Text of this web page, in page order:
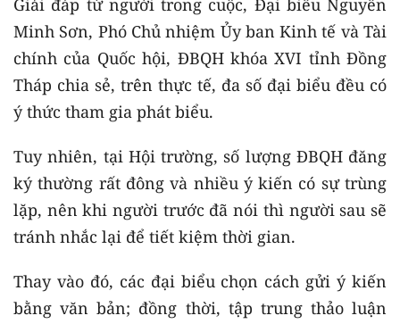
Giải đáp từ người trong cuộc, Đại biểu Nguyễn
Minh Sơn, Phó Chủ nhiệm Ủy ban Kinh tế và Tài
chính của Quốc hội, ĐBQH khóa XVI tỉnh Đồng
Tháp chia sẻ, trên thực tế, đa số đại biểu đều có
ý thức tham gia phát biểu.
Tuy nhiên, tại Hội trường, số lượng ĐBQH đăng
ký thường rất đông và nhiều ý kiến có sự trùng
lặp, nên khi người trước đã nói thì người sau sẽ
tránh nhắc lại để tiết kiệm thời gian.
Thay vào đó, các đại biểu chọn cách gửi ý kiến
bằng văn bản; đồng thời, tập trung thảo luận